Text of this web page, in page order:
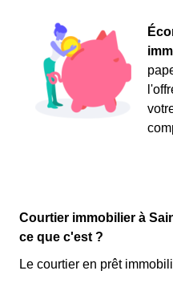
Courtier immobilier à
ce que c'est ?
Le courtier en prêt